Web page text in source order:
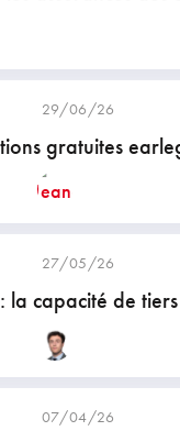
29/06/26
gratuites
27/05/26
la capacité de
07/04/26